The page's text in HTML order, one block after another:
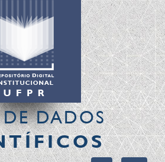
DE DADOS